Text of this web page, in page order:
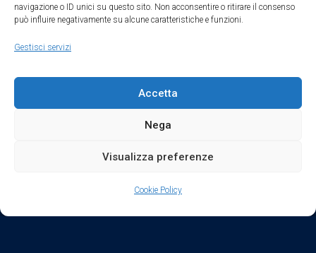
navigazione o ID unici su questo sito. Non acconsentire o ritirare il consenso
può influire negativamente su alcune caratteristiche e funzioni.
Gestisci servizi
Accetta
Nega
Visualizza preferenze
Cookie Policy
Cookie Policy
Credits